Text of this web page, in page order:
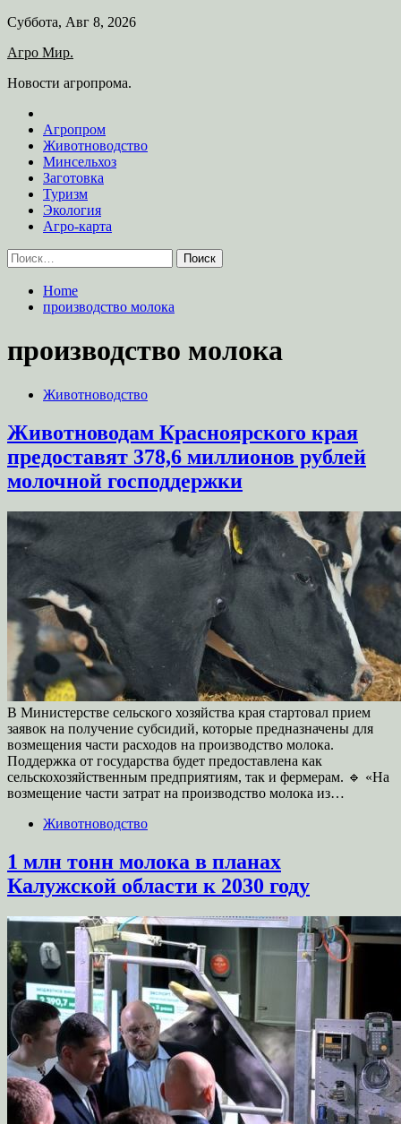
Skip
content
Суббота, Авг 8, 2026
Агро Мир.
Новости агропрома.
Агропром
Животноводство
Минсельхоз
Заготовка
Туризм
Экология
Агро-карта
Найти:
Home
производство молока
производство молока
Животноводство
Животноводам Красноярского края
предоставят 378,6 миллионов рублей
молочной господдержки
В Министерстве сельского хозяйства края стартовал прием
заявок на получение субсидий, которые предназначены для
возмещения части расходов на производство молока.
Поддержка от государства будет предоставлена как
сельскохозяйственным предприятиям, так и фермерам. 🔹 «На
возмещение части затрат на производство молока из…
Животноводство
1 млн тонн молока в планах
Калужской области к 2030 году